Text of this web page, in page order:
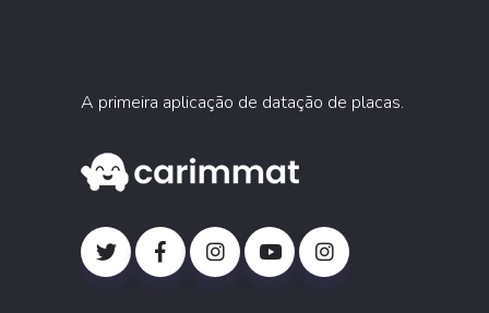
A primeira aplicação de datação de placas.